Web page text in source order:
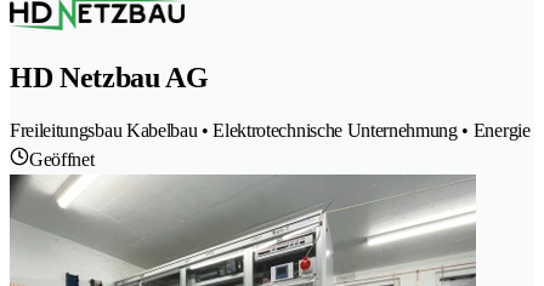
HD Netzbau AG
Freileitungsbau Kabelbau • Elektrotechnische Unternehmung • Energie
Geöffnet